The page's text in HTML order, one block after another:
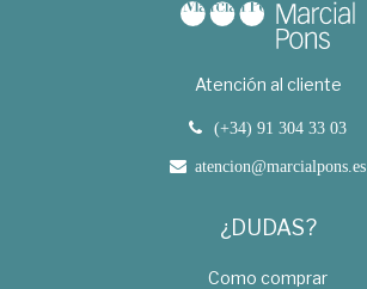
Atención al cliente
(+34) 91 304 33 03
atencion@marcialpons.es
¿DUDAS?
Como comprar